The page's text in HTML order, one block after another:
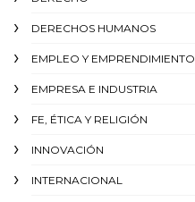
DERECHOS HUMANOS
EMPLEO Y EMPRENDIMIENTO
EMPRESA E INDUSTRIA
FE, ÉTICA Y RELIGIÓN
INNOVACIÓN
INTERNACIONAL